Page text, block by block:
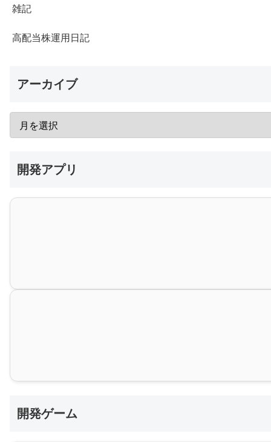
雑記
高配当株運用日記
アーカイブ
開発アプリ
開発ゲーム